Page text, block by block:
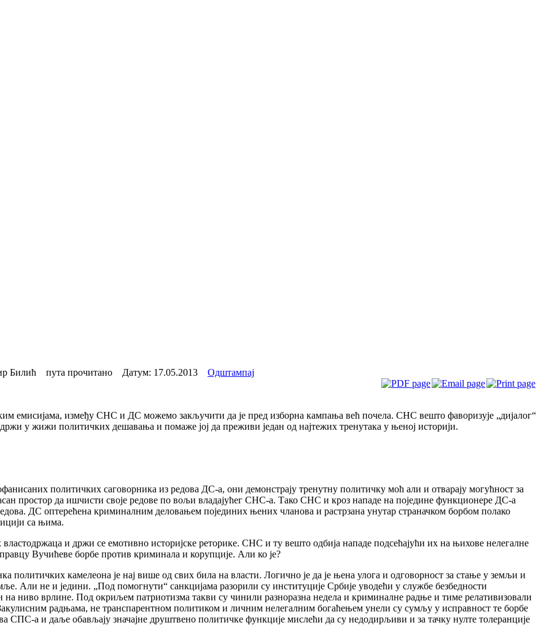
Билић пута прочитано Датум: 17.05.2013 Одштампај
између СНС и ДС можемо закључити да је пред изборна кампања већ почела. СНС вешто фаворизује „дијалог“
у жижи политичких дешавања и помаже јој да преживи један од најтежих тренутака у њеној историји.
политичких саговорника из редова ДС-а, они демонстрају тренутну политичку моћ али и отварају могућност за
простор да ишчисти своје редове по вољи владајућег СНС-а. Тако СНС и кроз нападе на поједине функционере ДС-а
ДС оптерећена криминалним деловањем појединих њених чланова и растрзана унутар страначком борбом полако
са њима.
и држи се емотивно историјске реторике. СНС и ту вешто одбија нападе подсећајући их на њихове нелегалне
Вучићеве борбе против криминала и корупције. Али ко је?
камелеона је нај више од свих била на власти. Логично је да је њена улога и одговорност за стање у земљи и
Али не и једини. „Под помогнути“ санкцијама разорили су институције Србије уводећи у службе безбедности
на ниво врлине. Под окриљем патриотизма такви су чинили разноразна недела и криминалне радње и тиме релативизовали
радњама, не транспарентном политиком и личним нелегалним богаћењем унели су сумљу у исправност те борбе
СПС-а и даље обављају значајне друштвено политичке функције мислећи да су недодирљиви и за тачку нулте толеранције